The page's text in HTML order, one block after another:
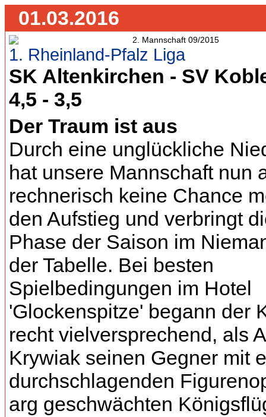
01.03.2016
1. Rheinland-Pfalz Liga
SK Altenkirchen - SV
4,5 - 3,5
Der Traum ist aus
Durch eine unglückliche
hat unsere Mannschaft nun
rechnerisch keine Chance
den Aufstieg und verbringt
Phase der Saison im
der Tabelle. Bei besten
Spielbedingungen im Hotel
'Glockenspitze' begann der
recht vielversprechend, als
Krywiak seinen Gegner mit
durchschlagenden
arg geschwächten